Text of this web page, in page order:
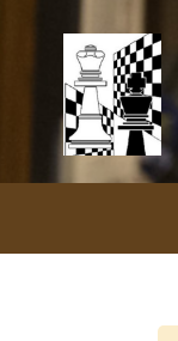
hoofdnavigatie
sidebar
voettekst